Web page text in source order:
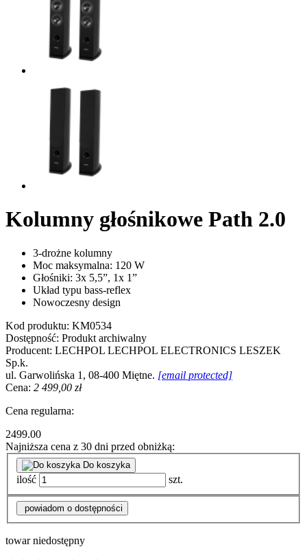
Kolumny głośnikowe Path 2.0
3-drożne kolumny
Moc maksymalna: 120 W
Głośniki: 3x 5,5”, 1x 1”
Układ typu bass-reflex
Nowoczesny design
Kod produktu: KM0534
Dostępność: Produkt archiwalny
Producent: LECHPOL LECHPOL ELECTRONICS LESZEK
Sp.k.
ul. Garwolińska 1, 08-400 Miętne. [email protected]
Cena: 2 499,00 zł
Cena regularna:
2499.00
Najniższa cena z 30 dni przed obniżką:
Do koszyka
ilość szt.
powiadom o dostępności
towar niedostępny